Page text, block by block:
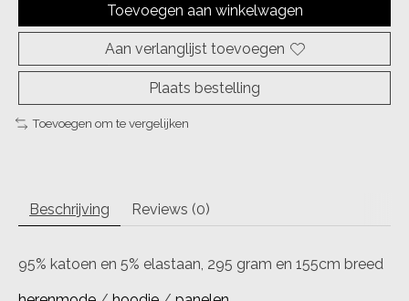
Toevoegen aan winkelwagen
Aan verlanglijst toevoegen
Plaats bestelling
Toevoegen om te vergelijken
Beschrijving Reviews (0)
95% katoen en 5% elastaan, 295 gram en 155cm breed